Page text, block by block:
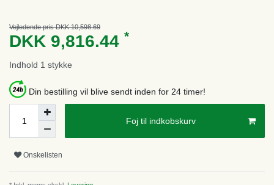
Vejledende pris DKK 10,598.69
DKK 9,816.44 *
Indhold 1 stykke
Din bestilling vil blive sendt inden for 24 timer!
Foj til indkobskurv
Onskelisten